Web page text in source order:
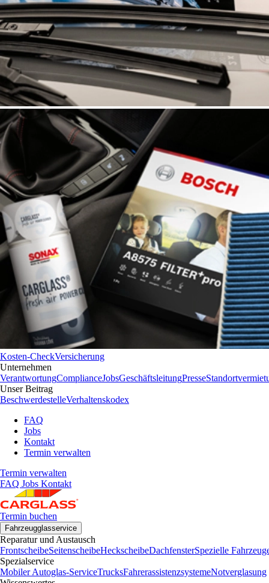
Kosten-CheckVersicherung
Unternehmen
VerantwortungComplianceJobsGeschäftsleitungPresse
Unser Beitrag
BeschwerdestelleVerhaltenskodex
FAQ
Jobs
Kontakt
Termin verwalten
Termin verwalten
FAQ Jobs Kontakt
Termin buchen
Fahrzeugglasservice
Reparatur und Austausch
FrontscheibeSeitenscheibeHeckscheibeDachfensterSpezielle
Spezialservice
Mobiler Autoglas-ServiceTrucksFahrerassistenzsystemeNotverglasung